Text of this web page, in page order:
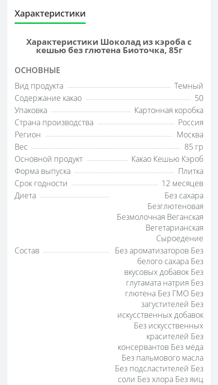
Характеристики
Характеристики Шоколад из кэроба с
кешью без глютена Биоточка, 85г
ОСНОВНЫЕ
Вид продукта
Темный
Содержание какао
50
Упаковка
Картонная коробка
Страна производства
Россия
Регион
Москва
Вес
85 гр
Основной продукт
Какао Кешью Кэроб
Форма выпуска
Плитка
Срок годности
12 месяцев
Диета
Без сахара
Безглютеновая
Безмолочная Веганская
Вегетарианская
Сыроедение
Состав
Без ароматизаторов Без
белого сахара Без
вкусовых добавок Без
глутамата натрия Без
глютена Без ГМО Без
загустителей Без
искусственных добавок
Без искусственных
красителей Без
консервантов Без мёда
Без пальмового масла
Без подсластителей Без
соли Без хлора Без яиц